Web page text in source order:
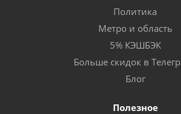
Политика
Метро и область
5% КЭШБЭК
Больше скидок в
Блог
Полезное